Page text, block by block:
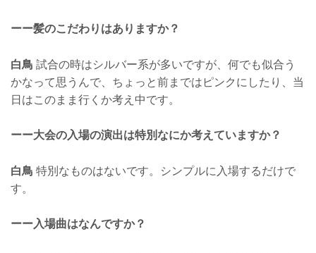
ーー髪のこだわりはありますか？
白鳥 試合の時はシルバー系が多いですが、何でも似合う
かなって思うんで、ちょっと前まではピンクにしたり、当
日はこのまま行くか考え中です。
ーー大会の入場の演出は特別なにか考えていますか？
白鳥 特別なものはないです。シンプルに入場するだけで
す。
ーー入場曲はなんですか？